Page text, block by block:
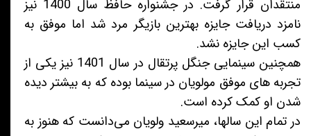
منتقدان قرار گرفت. در جشنواره حافظ سال 1400 نیز
نامزد دریافت جایزه بهترین بازیگر مرد شد اما موفق به
کسب این جایزه نشد.
همچنین سینمایی جنگل پرتقال در سال 1401 نیز یکی از
تجربه های موفق مولویان در سینما بوده که به بیشتر دیده
شدن او کمک کرده است.
در تمام این سالها، میرسعید ولویان می‌دانست که هنوز به